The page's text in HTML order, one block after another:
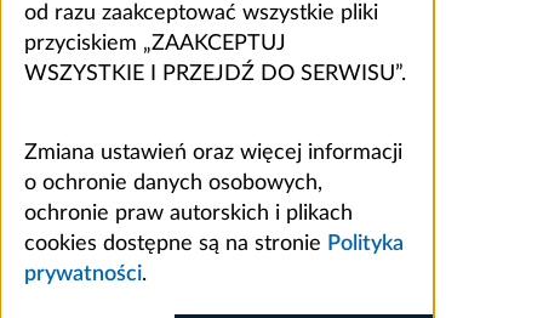
od razu zaakceptować wszystkie pliki
przyciskiem „ZAAKCEPTUJ
WSZYSTKIE I PRZEJDŹ DO SERWISU”.
Zmiana ustawień oraz więcej informacji
o ochronie danych osobowych,
ochronie praw autorskich i plikach
cookies dostępne są na stronie Polityka
prywatności.